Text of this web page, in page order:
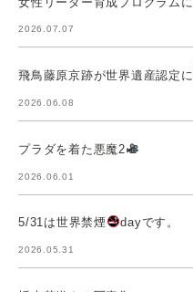
2026.07.07
飛鳥藤原京跡が世界遺産認定に
2026.06.08
プラダを着た悪魔2
2026.06.01
5/31は世界禁煙 dayです。
2026.05.31